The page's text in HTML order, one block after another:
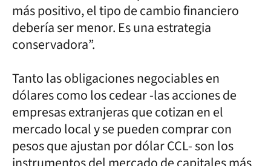
más positivo, el tipo de cambio financiero
debería ser menor. Es una estrategia
conservadora”.
Tanto las obligaciones negociables en
dólares como los cedear -las acciones de
empresas extranjeras que cotizan en el
mercado local y se pueden comprar con
pesos que ajustan por dólar CCL- son los